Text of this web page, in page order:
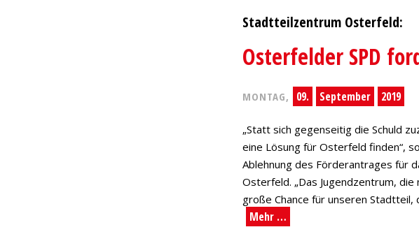
Stadtteilzentrum Osterfeld:
Osterfelder SPD
MONTAG, 09. September 2019
„Statt sich gegenseitig die Schuld
eine Lösung für Osterfeld finden“,
Ablehnung des Förderantrages für
Osterfeld. „Das Jugendzentrum,
große Chance für unseren
Mehr …